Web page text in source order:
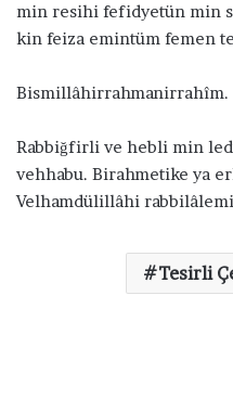
min resihi fefidyetün min
kin feiza emintüm femen
Bismillâhirrahmanirrahîm.
Rabbiğfirli ve hebli min
vehhabu. Birahmetike ya
Velhamdülillâhi
Tesirli